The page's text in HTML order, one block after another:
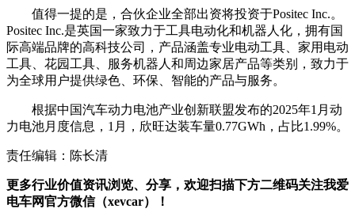
值得一提的是，合伙企业全部出资将投资于Positec Inc.。
Positec Inc.是英国一家致力于工具电动化和机器人化，拥有国
际高端品牌的高科技公司，产品涵盖专业电动工具、家用电动
工具、花园工具、服务机器人和周边家居产品等类别，致力于
为全球用户提供绿色、环保、智能的产品与服务。
根据中国汽车动力电池产业创新联盟发布的2025年1月动
力电池月度信息，1月，欣旺达装车量0.77GWh，占比1.99%。
责任编辑：陈长清
更多行业价值资讯浏览、分享，欢迎扫描下方二维码关注我爱
电车网官方微信（xevcar）！